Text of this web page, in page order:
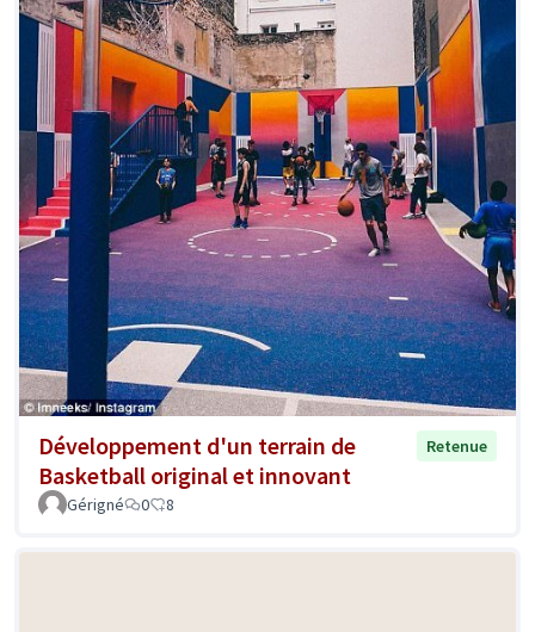
Développement d'un terrain de
Basketball original et innovant
Retenue
Gérigné 0 8